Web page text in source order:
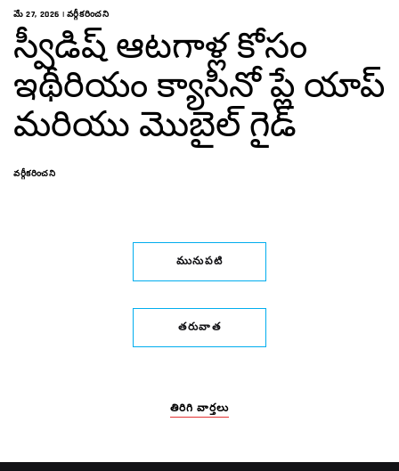
మే 27, 2026 | వర్గీకరించని
స్వీడిష్ ఆటగాళ్ల కోసం
ఇథీరియం క్యాసినో ప్లే యాప్
మరియు మొబైల్ గైడ్
వర్గీకరించని
మునుపటి
తరువాత
తిరిగి వార్తలు